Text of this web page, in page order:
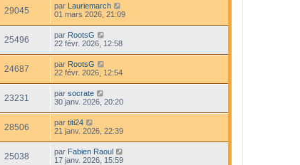
29045 par Lauriemarch
01 mars 2026, 21:09
25496 par RootsG
22 févr. 2026, 12:58
24687 par RootsG
22 févr. 2026, 12:54
23231 par socrate
30 janv. 2026, 20:20
28506 par titi24
21 janv. 2026, 22:39
25038 par Fabien Raoul
17 janv. 2026, 15:59